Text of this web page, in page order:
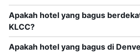
Apakah hotel yang bagus
KLCC?
Apakah hotel yang bagus di